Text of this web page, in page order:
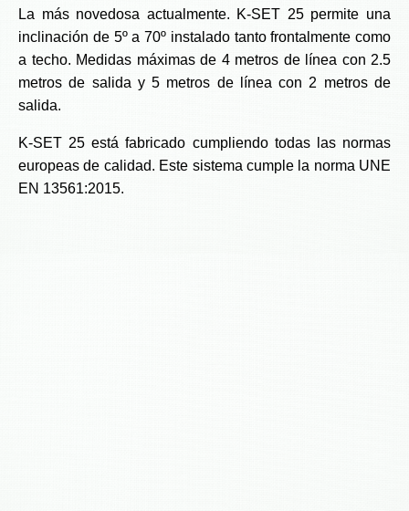
La más novedosa actualmente. K-SET 25 permite una
inclinación de 5º a 70º instalado tanto frontalmente como
a techo. Medidas máximas de 4 metros de línea con 2.5
metros de salida y 5 metros de línea con 2 metros de
salida.
K-SET 25 está fabricado cumpliendo todas las normas
europeas de calidad. Este sistema cumple la norma UNE
EN 13561:2015.